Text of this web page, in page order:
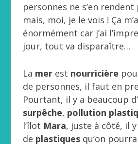
personnes ne s’en
mais, moi, je le vois ! Ça
énormément car j’ai
jour, tout va disparaître…
La mer est nourricière
de personnes, il faut en
Pourtant, il y a beaucoup
surpêche, pollution
l’îlot Mara, juste à côté, il
de plastiques qu’on